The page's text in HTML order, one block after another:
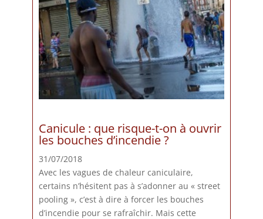
Canicule : que risque-t-on à ouvrir
les bouches d’incendie ?
31/07/2018
Avec les vagues de chaleur caniculaire,
certains n’hésitent pas à s’adonner au « street
pooling », c’est à dire à forcer les bouches
d’incendie pour se rafraîchir. Mais cette